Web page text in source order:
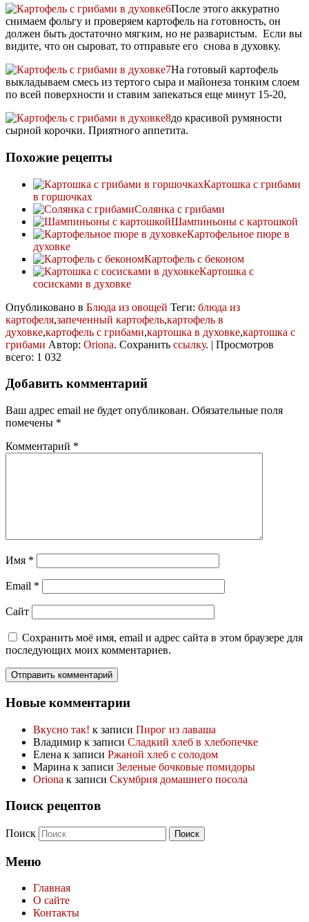
После этого аккуратно
снимаем фольгу и проверяем картофель на готовность, он
должен быть достаточно мягким, но не разваристым. Если вы
видите, что он сыроват, то отправьте его снова в духовку.
На готовый картофель
выкладываем смесь из тертого сыра и майонеза тонким слоем
по всей поверхности и ставим запекаться еще минут 15-20,
до красивой румяности
сырной корочки. Приятного аппетита.
Похожие рецепты
Картошка с грибами
в горшочках
Солянка с грибами
Шампиньоны с картошкой
Картофельное пюре в
духовке
Картофель с беконом
Картошка с
сосисками в духовке
Опубликовано в Блюда из овощей Теги: блюда из
картофеля,запеченный картофель,картофель в
духовке,картофель с грибами,картошка в духовке,картошка с
грибами Автор: Oriona. Сохранить ссылку. | Просмотров
всего: 1 032
Добавить комментарий
Ваш адрес email не будет опубликован. Обязательные поля
помечены *
Комментарий *
Имя *
Email *
Сайт
Сохранить моё имя, email и адрес сайта в этом браузере для
последующих моих комментариев.
Новые комментарии
Вкусно так! к записи Пирог из лаваша
Владимир к записи Сладкий хлеб в хлебопечке
Елена к записи Ржаной хлеб с солодом
Марина к записи Зеленые бочковые помидоры
Oriona к записи Скумбрия домашнего посола
Поиск рецептов
Поиск
Меню
Главная
О сайте
Контакты